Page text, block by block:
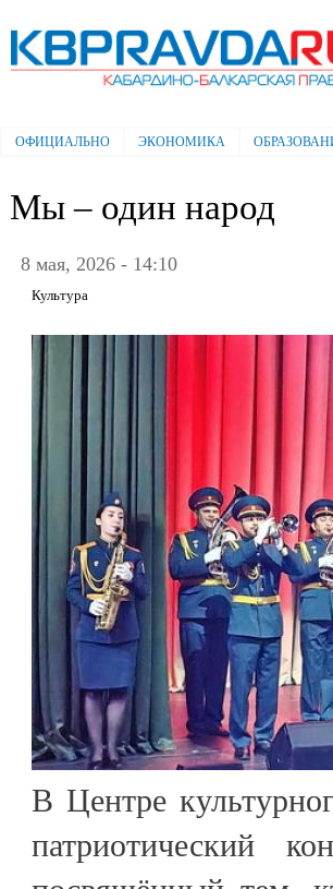
Электронная газета "Кабардино-
Балкарская правда"
Главное меню
ОФИЦИАЛЬНО ЭКОНОМИКА
Мы – один народ
8 мая, 2026 - 14:10
Культура
В Центре
патриотический